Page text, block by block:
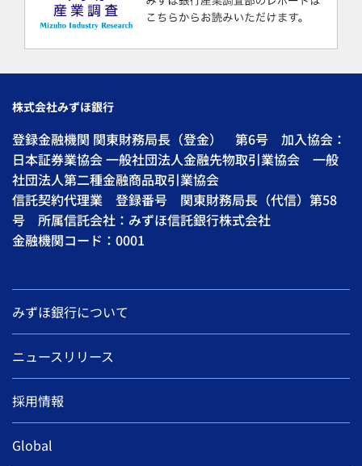
株式会社みずほ銀行
登録金融機関 関東財務局長（登金） 第6号 加入協会：
日本証券業協会 一般社団法人金融先物取引業協会 一般
社団法人第二種金融商品取引業協会
信託契約代理業 登録番号 関東財務局長（代信）第58
号 所属信託会社：みずほ信託銀行株式会社
金融機関コード：0001
みずほ銀行について
ニュースリリース
採用情報
Global